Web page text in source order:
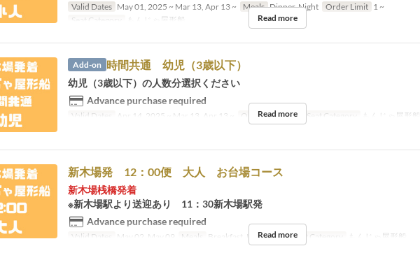
Valid Dates May 01, 2025 ~ Mar 13, Apr 13 ~ Meals Dinner, Night Order Limit 1 ~
Seat Category
もんじゃ屋形船 Read more
Add-on 時間共通 幼児（3歳以下）
幼児（3歳以下）の人数分選択ください
Advance purchase required
Valid Dates Apr 14, 2025 ~ Mar 13, Apr 13 ~ Order Limit 1 ~ Seat Category もんじゃ屋形船
Read more
新木場発 12：00便 大人 お台場コース
新木場桟橋発着
※新木場駅より送迎あり 11：30新木場駅発
Advance purchase required
Valid Dates May 02, May 09 Meals Breakfast, Lunch, Tea Seat Category もんじゃ屋形船
Read more